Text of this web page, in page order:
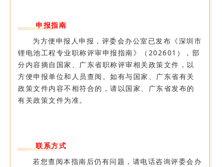
申报指南
为方便申报人申报，评委会办公室已发布《深圳市
锂电池工程专业职称评审申报指南》（202601），部
分内容摘自国家、广东省职称评审相关政策文件，以
方便申报单位和人员查阅。如有与国家、广东省有关
政策文件内容不相符合的，请以国家、广东省发布的
有关政策文件为准。
联系方式
若您查阅本指南后仍有问题，请电话咨询评委会办